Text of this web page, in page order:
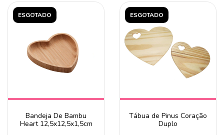
ESGOTADO
Bandeja De Bambu
Heart 12,5x12,5x1,5cm
ESGOTADO
Tábua de Pinus Coração
Duplo